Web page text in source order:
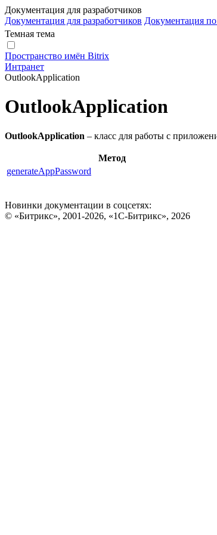
Документация для разработчиков
Документация для разработчиков Документация
Темная тема
Пространство имён Bitrix
Интранет
OutlookApplication
OutlookApplication
OutlookApplication – класс для работы с
Метод
generateAppPassword
Новинки документации в соцсетях:
© «Битрикс», 2001-2026, «1С-Битрикс», 2026